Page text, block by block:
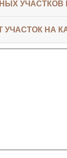
УЧАСТОК НА